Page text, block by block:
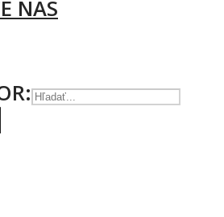
NÁS